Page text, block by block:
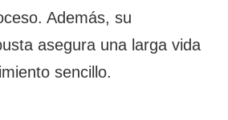
Además, su
asegura una larga vida
sencillo.